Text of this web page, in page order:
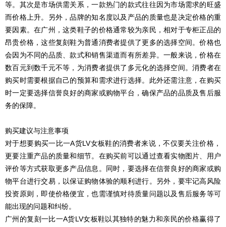
等。其次是市场供需关系，一款热门的款式往往因为市场需求的旺盛
而价格上升。另外，品牌的知名度以及产品的质量也是决定价格的重
要因素。在广州，这类鞋子的价格通常较为亲民，相对于专柜正品的
昂贵价格，这些复刻鞋为普通消费者提供了更多的选择空间。价格也
会因为不同的品质、款式和销售渠道而有所差异。一般来说，价格在
数百元到数千元不等，为消费者提供了多元化的选择空间。消费者在
购买时需要根据自己的预算和需求进行选择。此外还需注意，在购买
时一定要选择信誉良好的商家或购物平台，确保产品的品质及售后服
务的保障。
购买建议与注意事项
对于想要购买一比一A货LV女板鞋的消费者来说，不仅要关注价格，
更要注重产品的质量和细节。在购买前可以通过查看实物图片、用户
评价等方式获取更多产品信息。同时，要选择在信誉良好的商家或购
物平台进行交易，以保证购物体验的顺利进行。另外，要牢记高风险
投资原则，即使价格便宜，也需谨慎对待质量问题以及售后服务等可
能出现的问题和纠纷。
广州的复刻一比一A货LV女板鞋以其独特的魅力和亲民的价格赢得了